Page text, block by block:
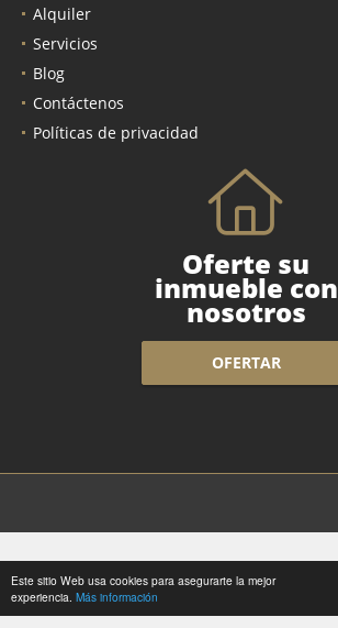
Este sitio Web usa cookies para asegurarte la mejor
experiencia. Más información
Alquiler
Servicios
Blog
Contáctenos
Políticas de privacidad
Oferte su
inmueble con
nosotros
OFERTAR